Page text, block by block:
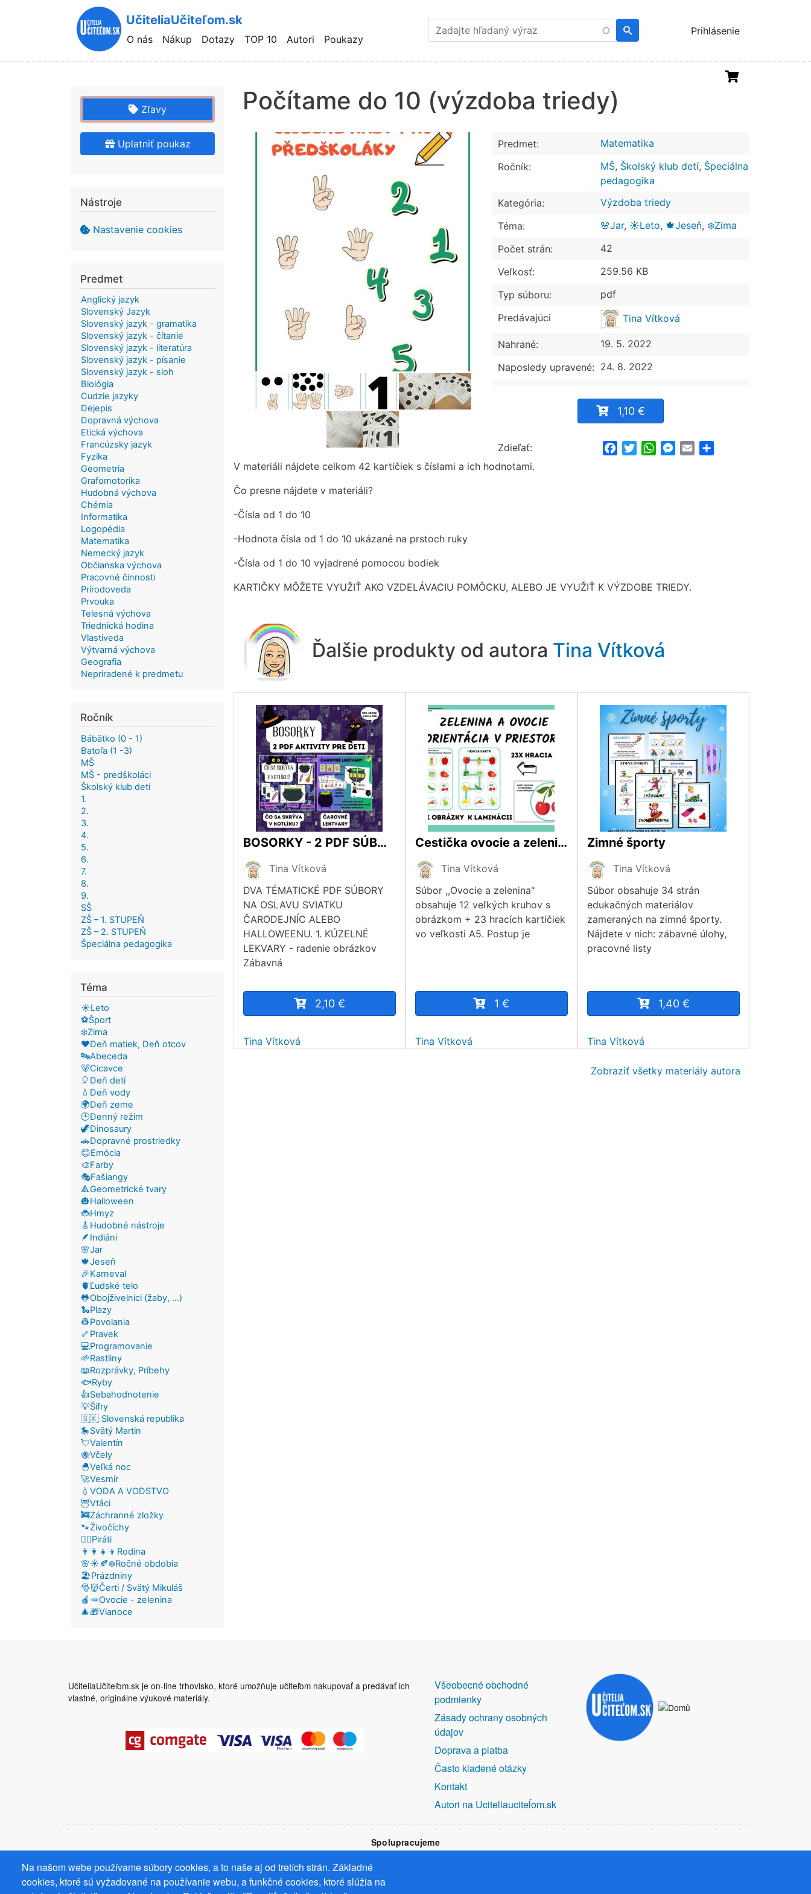
hlavný
UčiteliaUčiteľom.sk
Menu
Prihlásenie
Hlavní
navigace
O nás Nákup Dotazy TOP 10 Autori Poukazy
Počítame do 10 (výzdoba triedy)
Predmet:
Matematika
Ročník:
MŠ, Školský klub detí, Špeciálna
pedagogika
Kategória:
Výzdoba triedy
Téma:
🌸Jar, ☀️Leto, 🍁Jeseň, ❄️Zima
Počet strán:
42
Veľkosť:
259.56 KB
Typ súboru:
pdf
Predávajúci
Tina Vítková
Nahrané:
19. 5. 2022
Naposledy upravené: 24. 8. 2022
1,10 €
Zdieľať: FacebookTwitterWhatsApp
Messenger
Email
V materiáli nájdete celkom 42 kartičiek s číslami a ich hodnotami.
Čo presne nájdete v materiáli?
-Čísla od 1 do 10
-Hodnota čísla od 1 do 10 ukázané na prstoch ruky
-Čísla od 1 do 10 vyjadrené pomocou bodiek
KARTIČKY MÔŽETE VYUŽIŤ AKO VZDELÁVACIU POMÔCKU, ALEBO JE VYUŽIŤ K VÝZDOBE TRIEDY.
Ďalšie produkty od autora Tina Vítková
BOSORKY - 2 PDF SÚBORY
Tina Vítková
DVA TÉMATICKÉ PDF SÚBORY
NA OSLAVU SVIATKU
ČARODEJNÍC ALEBO
HALLOWEENU. 1. KÚZELNÉ
LEKVARY - radenie obrázkov
Zábavná
2,10 €
Tina Vítková
Cestička ovocie a zelenina
Tina Vítková
Súbor ,,Ovocie a zelenina"
obsahuje 12 veľkých kruhov s
obrázkom + 23 hracích kartičiek
vo veľkosti A5. Postup je
1 €
Tina Vítková
Zimné športy
Tina Vítková
Súbor obsahuje 34 strán
edukačných materiálov
zameraných na zimné športy.
Nájdete v nich: zábavné úlohy,
pracovné listy
1,40 €
Tina Vítková
Zobraziť všetky materiály autora
Zľavy
Uplatniť poukaz
Nástroje
Nastavenie cookies
Predmet
Anglický jazyk
Slovenský Jazyk
Slovenský jazyk - gramatika
Slovenský jazyk - čítanie
Slovenský jazyk - literatúra
Slovenský jazyk - písanie
Slovenský jazyk - sloh
Biológia
Cudzie jazyky
Dejepis
Dopravná výchova
Etická výchova
Francúzsky jazyk
Fyzika
Geometria
Grafomotorika
Hudobná výchova
Chémia
Informatika
Logopédia
Matematika
Nemecký jazyk
Občianska výchova
Pracovné činnosti
Prírodoveda
Prvouka
Telesná výchova
Triednická hodina
Vlastiveda
Výtvarná výchova
Geografia
Nepriradené k predmetu
Ročník
Bábätko (0 - 1)
Batoľa (1 -3)
MŠ
MŠ - predškoláci
Školský klub detí
1.
2.
3.
4.
5.
6.
7.
8.
9.
SŠ
ZŠ – 1. STUPEŇ
ZŠ – 2. STUPEŇ
Špeciálna pedagogika
Téma
☀️Leto
⚽Šport
❄️Zima
❤️Deň matiek, Deň otcov
🔤Abeceda
🐻Cicavce
🎈Deň detí
💧Deň vody
🌍Deň zeme
🕒Denný režim
🦖Dinosaury
🚗Dopravné prostriedky
😊Emócia
🎨Farby
🎭Fašiangy
🔺Geometrické tvary
🎃Halloween
🐞Hmyz
🎸Hudobné nástroje
🪶Indiáni
🌸Jar
🍁Jeseň
🎉Karneval
🫀Ľudské telo
🐸Obojživelníci (žaby, ...)
🐍Plazy
👷Povolania
🦴Pravek
💻Programovanie
🌱Rastliny
📖Rozprávky, Príbehy
🐟Ryby
👍Sebahodnotenie
💡Šifry
🇸🇰 Slovenská republika
🎠Svätý Martin
💘Valentín
🐝Včely
🐣Veľká noc
🚀Vesmír
💧VODA A VODSTVO
🦉Vtáci
🚒Záchranné zložky
🐾Živočíchy
🏴‍☠️Piráti
👨‍👩‍👧‍👦Rodina
🌸☀️🍂❄️Ročné obdobia
🏖️Prázdniny
🎅👹Čerti / Svätý Mikuláš
🍎🥕Ovocie - zelenina
🎄🎁Vianoce
UčiteliaUčiteľom.sk je on-line trhovisko, ktoré umožňuje učiteľom nakupovať a predávať ich
vlastné, originálne výukové materiály.
Na našom webe používame súbory cookies, a to naše aj od tretích strán. Základné
cookies, ktoré sú vyžadované na používanie webu, a funkčné cookies, ktoré slúžia na
DALŠÍ
ODKAZY
Všeobecné obchodné
podmienky
Zásady ochrany osobných
údajov
Doprava a platba
Často kladené otázky
Kontakt
Autori na Uciteliauciteĺom.sk
Spolupracujeme